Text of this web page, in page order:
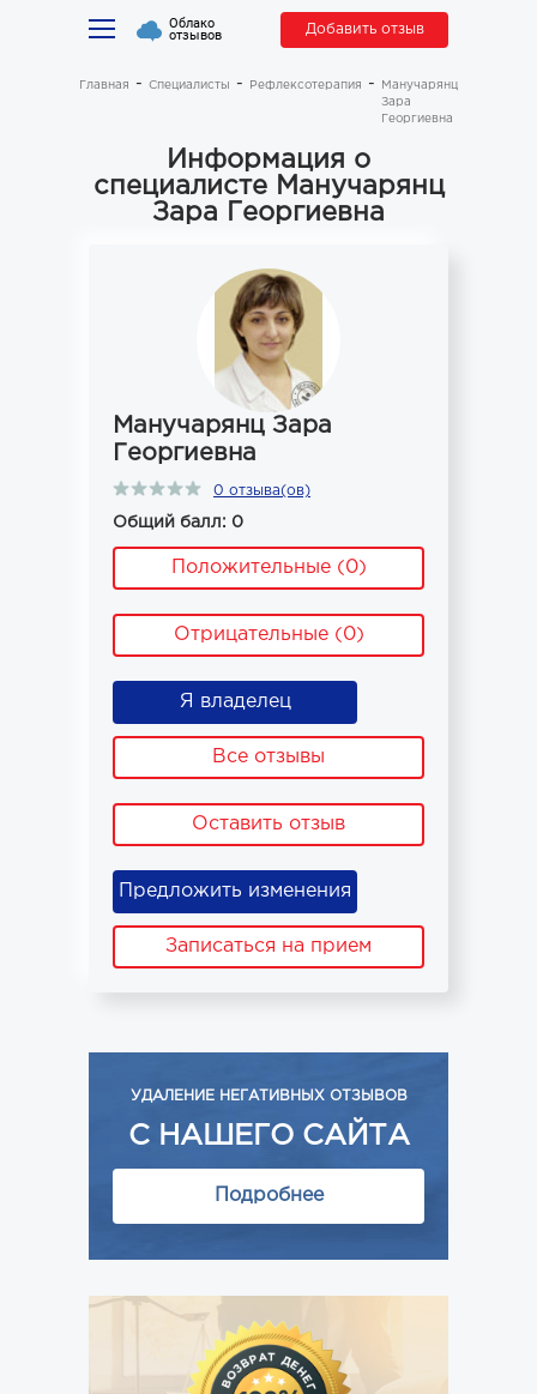
Облако
отзывов Добавить отзыв
Главная Специалисты Рефлексотерапия
Манучарянц
Зара
Георгиевна
Информация о
специалисте Манучарянц
Зара Георгиевна
Манучарянц Зара
Георгиевна
0 отзыва(ов)
Общий балл: 0
Положительные (0)
Отрицательные (0)
Я владелец
Все отзывы
Оставить отзыв
Предложить изменения
Записаться на прием
УДАЛЕНИЕ НЕГАТИВНЫХ ОТЗЫВОВ
С НАШЕГО САЙТА
Подробнее